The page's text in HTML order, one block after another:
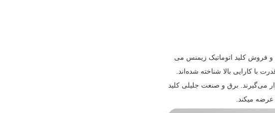
و فروش کلید اتوماتیک زیمنس می
با کارایی بالا شناخته شده‌اند.
می‌گیرند. برق و صنعت جلیلی کلید